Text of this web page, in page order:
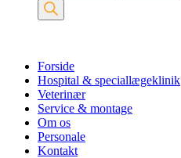
Forside
Hospital & speciallægeklinik
Veterinær
Service & montage
Om os
Personale
Kontakt